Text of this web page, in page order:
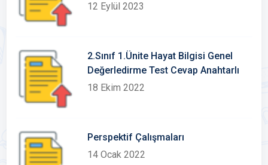
12 Eylül 2023
2.Sınıf 1.Ünite Hayat Bilgisi Genel
Değerledirme Test Cevap Anahtarlı
18 Ekim 2022
Perspektif Çalışmaları
14 Ocak 2022